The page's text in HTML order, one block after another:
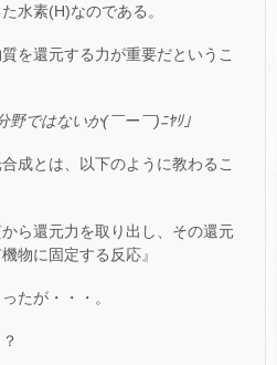
水素(H)なのである。
を還元する力が重要だというこ
野ではないか(￣ー￣)ﾆﾔﾘ｣
成とは、以下のように教わるこ
から還元力を取り出し、その還元
物に固定する反応』
たが・・・。